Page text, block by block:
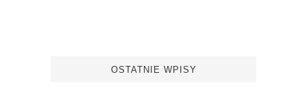
OSTATNIE WPISY